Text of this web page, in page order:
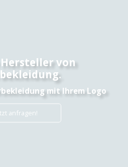
Erfahren.
seit über 30 Jahren
für maßgeschneiderte
-mäntel anzubieten.
Anfrage